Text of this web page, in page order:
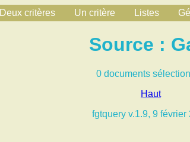
Deux critères Un critère Listes
Source :
0 documents
Haut
fgtquery v.1.9, 9 février